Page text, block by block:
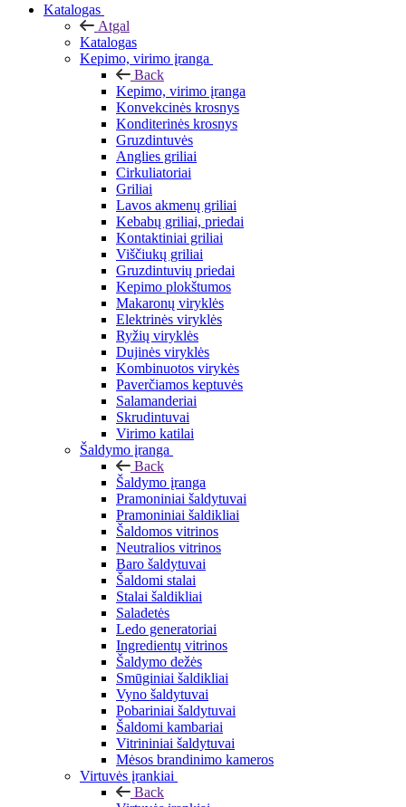
Katalogas
Atgal
Katalogas
Kepimo, virimo įranga
Back
Kepimo, virimo įranga
Konvekcinės krosnys
Konditerinės krosnys
Gruzdintuvės
Anglies griliai
Cirkuliatoriai
Griliai
Lavos akmenų griliai
Kebabų griliai, priedai
Kontaktiniai griliai
Viščiukų griliai
Gruzdintuvių priedai
Kepimo plokštumos
Makaronų viryklės
Elektrinės viryklės
Ryžių viryklės
Dujinės viryklės
Kombinuotos virykės
Paverčiamos keptuvės
Salamanderiai
Skrudintuvai
Virimo katilai
Šaldymo įranga
Back
Šaldymo įranga
Pramoniniai šaldytuvai
Pramoniniai šaldikliai
Šaldomos vitrinos
Neutralios vitrinos
Baro šaldytuvai
Šaldomi stalai
Stalai šaldikliai
Saladetės
Ledo generatoriai
Ingredientų vitrinos
Šaldymo dežės
Smūginiai šaldikliai
Vyno šaldytuvai
Pobariniai šaldytuvai
Šaldomi kambariai
Vitrininiai šaldytuvai
Mėsos brandinimo kameros
Virtuvės įrankiai
Back